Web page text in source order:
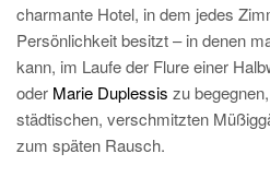
charmante Hotel, in dem jedes
Persönlichkeit besitzt – in denen
kann, im Laufe der Flure einer
oder Marie Duplessis zu
städtischen, verschmitzten
zum späten Rausch.